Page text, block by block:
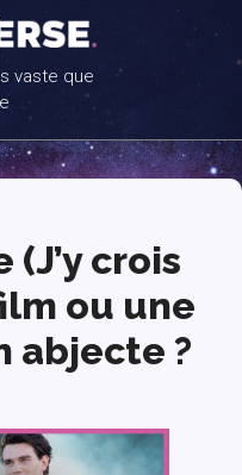
vaste que
crois
ou une
abjecte ?